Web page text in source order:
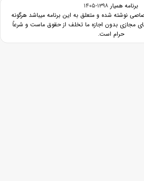
برنامه همیار ۱۳۹۸-۱۴۰۵
نوشته شده و متعلق به این برنامه میباشد هرگونه
مجازی بدون اجازه ما تخلف از حقوق ماست و شرعاً
حرام است.